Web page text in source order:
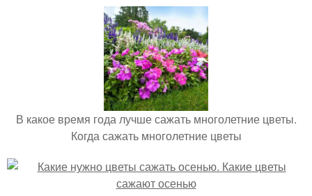
В какое время года лучше сажать многолетние цветы.
Когда сажать многолетние цветы